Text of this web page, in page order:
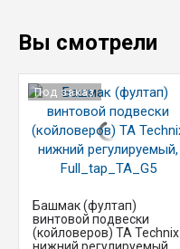
Вы смотрели
Под заказ
Башмак (фултап)
винтовой подвески
(койловеров) TA Technix